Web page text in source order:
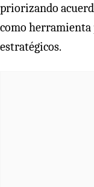
priorizando
como herramienta
estratégicos.